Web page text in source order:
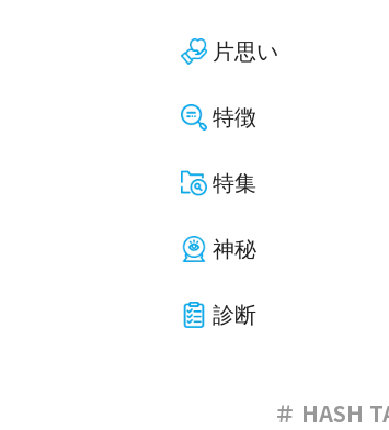
片思い
特徴
特集
神秘
診断